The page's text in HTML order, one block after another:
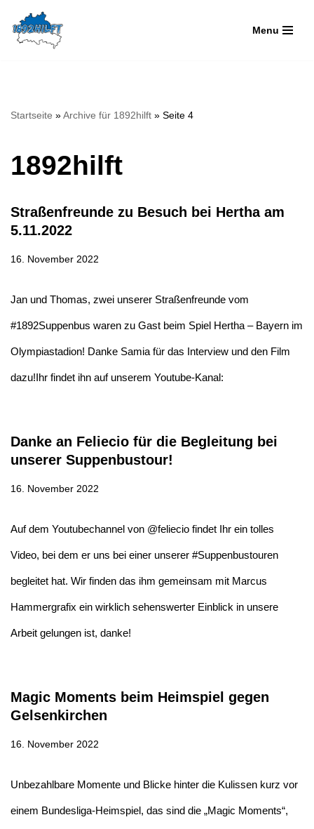
Zum
Menu
Startseite »Archive für 1892hilft » Seite 4
1892hilft
Straßenfreunde zu Besuch bei Hertha am
5.11.2022
16. November 2022
Jan und Thomas, zwei unserer Straßenfreunde vom
#1892Suppenbus waren zu Gast beim Spiel Hertha – Bayern im
Olympiastadion! Danke Samia für das Interview und den Film
dazu!Ihr findet ihn auf unserem Youtube-Kanal:
Danke an Feliecio für die Begleitung bei
unserer Suppenbustour!
16. November 2022
Auf dem Youtubechannel von @feliecio findet Ihr ein tolles
Video, bei dem er uns bei einer unserer #Suppenbustouren
begleitet hat. Wir finden das ihm gemeinsam mit Marcus
Hammergrafix ein wirklich sehenswerter Einblick in unsere
Arbeit gelungen ist, danke!
Magic Moments beim Heimspiel gegen
Gelsenkirchen
16. November 2022
Unbezahlbare Momente und Blicke hinter die Kulissen kurz vor
einem Bundesliga-Heimspiel, das sind die „Magic Moments“,